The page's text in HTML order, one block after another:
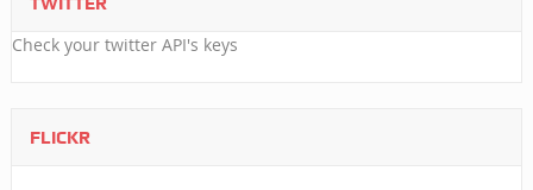
Check your twitter API's keys
FLICKR